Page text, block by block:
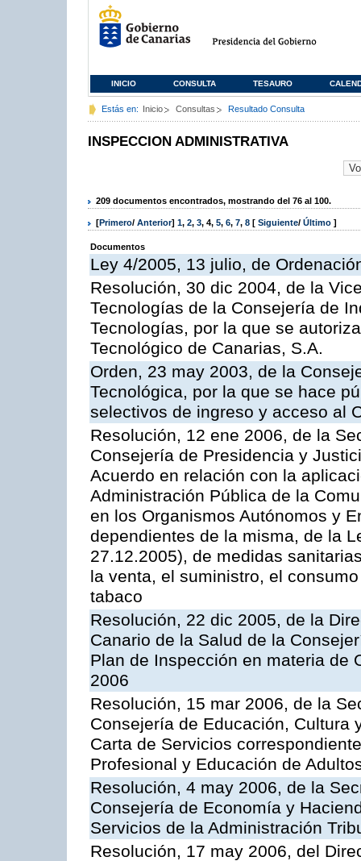
INICIO CONSULTA TESAURO
Estás en: Inicio Consultas Resultado Consulta
INSPECCION ADMINISTRATIVA
209 documentos encontrados, mostrando del 76 al 100.
[Primero/ Anterior] 1, 2, 3, 4, 5, 6, 7, 8 [ Siguiente/ Último ]
Documentos
Ley 4/2005, 13 julio, de
Resolución, 30 dic 2004, de la
Tecnologías de la Consejería de
Tecnologías, por la que se
Tecnológico de Canarias, S.A.
Orden, 23 may 2003, de la
Tecnológica, por la que se hace
selectivos de ingreso y acceso al
Resolución, 12 ene 2006, de la
Consejería de Presidencia y
Acuerdo en relación con la
Administración Pública de la
en los Organismos Autónomos y
dependientes de la misma, de la
27.12.2005), de medidas
la venta, el suministro, el
tabaco
Resolución, 22 dic 2005, de la
Canario de la Salud de la
Plan de Inspección en materia de
2006
Resolución, 15 mar 2006, de la
Consejería de Educación, Cultura
Carta de Servicios
Profesional y Educación de
Resolución, 4 may 2006, de la
Consejería de Economía y
Servicios de la Administración
Resolución, 17 may 2006, del